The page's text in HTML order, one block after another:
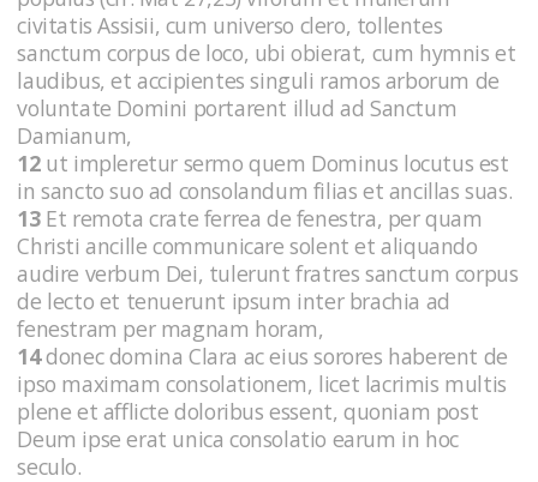
civitatis Assisii, cum universo clero, tollentes
sanctum corpus de loco, ubi obierat, cum hymnis et
laudibus, et accipientes singuli ramos arborum de
voluntate Domini portarent illud ad Sanctum
Damianum,
12ut impleretur sermo quem Dominus locutus est
in sancto suo ad consolandum filias et ancillas suas.
13Et remota crate ferrea de fenestra, per quam
Christi ancille communicare solent et aliquando
audire verbum Dei, tulerunt fratres sanctum corpus
de lecto et tenuerunt ipsum inter brachia ad
fenestram per magnam horam,
14donec domina Clara ac eius sorores haberent de
ipso maximam consolationem, licet lacrimis multis
plene et afflicte doloribus essent, quoniam post
Deum ipse erat unica consolatio earum in hoc
seculo.